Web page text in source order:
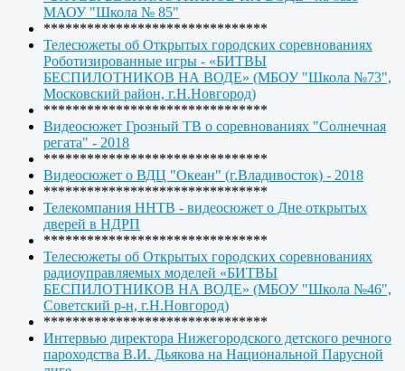
МАОУ "Школа № 85"
*******************************
Телесюжеты об Открытых городских соревнованиях
Роботизированные игры - «БИТВЫ
БЕСПИЛОТНИКОВ НА ВОДЕ» (МБОУ "Школа №73",
Московский район, г.Н.Новгород)
*******************************
Видеосюжет Грозный ТВ о соревнованиях "Солнечная
регата" - 2018
*******************************
Видеосюжет о ВДЦ "Океан" (г.Владивосток) - 2018
*******************************
Телекомпания ННТВ - видеосюжет о Дне открытых
дверей в НДРП
*******************************
Телесюжеты об Открытых городских соревнованиях
радиоуправляемых моделей «БИТВЫ
БЕСПИЛОТНИКОВ НА ВОДЕ» (МБОУ "Школа №46",
Советский р-н, г.Н.Новгород)
*******************************
Интервью директора Нижегородского детского речного
пароходства В.И. Дьякова на Национальной Парусной